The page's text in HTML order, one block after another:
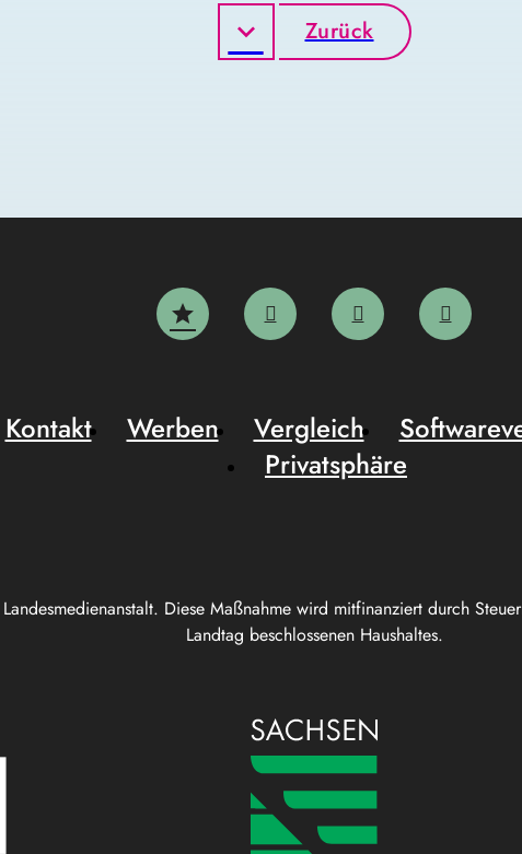
Zurück
Diese Maßnahme wird mitfinanziert durch
Landtag beschlossenen Haushaltes.
Kontakt Werben Vergleich
Privatsphäre